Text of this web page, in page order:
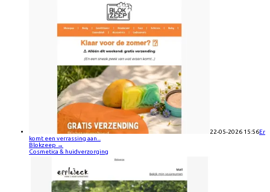
22-05-2026 15:56Er
komt een verrassing aan...
Blokzeep →
Cosmetica & huidverzorging